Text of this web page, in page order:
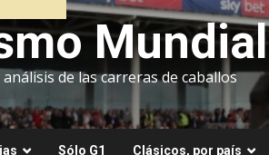
Mundial
de las carreras de caballos
Sólo G1 Clásicos, por país